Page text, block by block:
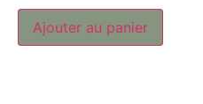
Ajouter au panier